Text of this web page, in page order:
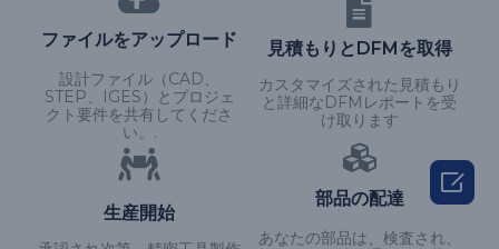
ファイルをアップロード
設計ファイル（CAD、
STEP、IGES）とプロジェ
クト要件を共有してくださ
い。.
見積もりとDFMを取得
カスタマイズされた見積もり
と詳細なDFMレポートを受
け取ります
生産開始
部品の配達
あなたの部品は、検査され、
